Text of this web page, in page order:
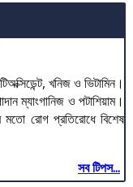
খনিজ ও ভিটামিন।
ম্যাংগানিজ ও পটাশিয়াম।
মতো রোগ প্রতিরোধে বিশেষ
সব টিপস...